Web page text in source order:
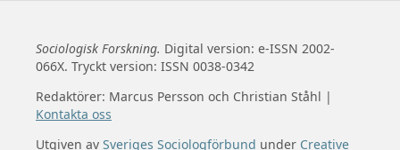
Sociologisk Forskning. Digital version: e-ISSN 2002-
066X. Tryckt version: ISSN 0038-0342
Redaktörer: Marcus Persson och Christian Ståhl |
Kontakta oss
Utgiven av Sveriges Sociologförbund under Creative